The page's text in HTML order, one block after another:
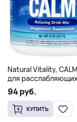
Natural Vitality,
для расслабляющих
напитков, сладкий
г (8 унций)
94 руб.
КУПИТЬ